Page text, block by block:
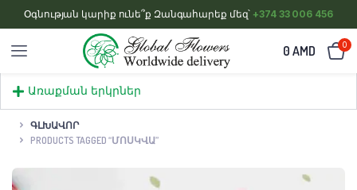
Օգնության կարիք ունե՞ք Զանգահարեք մեզ՝ +374 33 006 456
0 AMD 0
Առաքման երկրներ
ԳԼԽԱՎՈՐ
PRODUCTS TAGGED “ՄՈՍԿՎԱ”